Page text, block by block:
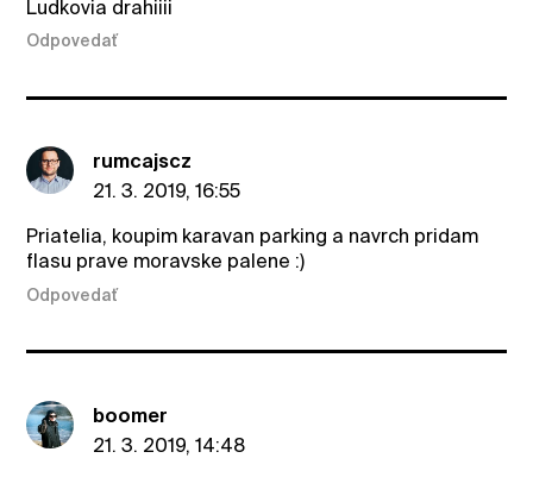
Ludkovia drahiiii
Odpovedať
rumcajscz
21. 3. 2019, 16:55
Priatelia, koupim karavan parking a navrch pridam
flasu prave moravske palene :)
Odpovedať
boomer
21. 3. 2019, 14:48